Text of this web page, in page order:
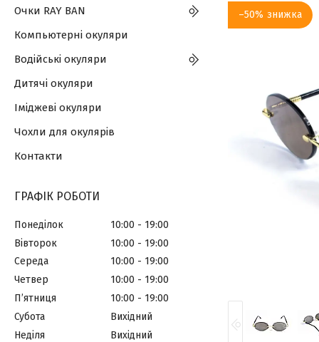
–50%
Очки RAY BAN
Компьютерні окуляри
Водійські окуляри
Дитячі окуляри
Іміджеві окуляри
Чохли для окулярів
Контакти
ГРАФІК РОБОТИ
Понеділок 10:00
19:00
Вівторок
10:00
19:00
Середа
10:00
19:00
Четвер
10:00
19:00
Пʼятниця
10:00
19:00
Субота
Вихідний
Неділя
Вихідний